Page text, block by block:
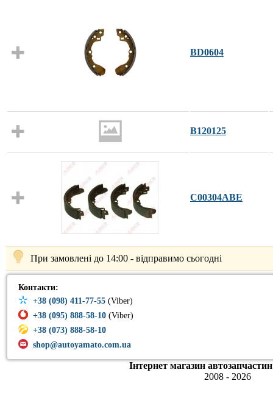
BD0604
B120125
C00304ABE
При замовлені до 14:00 - відправимо сьогодні
Контакти:
+38 (098) 411-77-55 (Viber)
+38 (095) 888-58-10 (Viber)
+38 (073) 888-58-10
shop@autoyamato.com.ua
Інтернет магазин
2008 - 2026